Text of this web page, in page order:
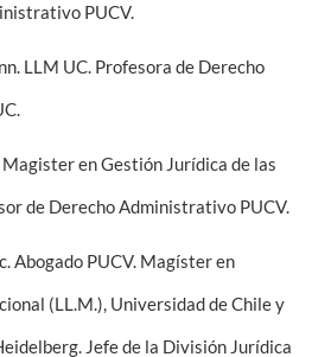
PUCV.
LLM UC. Profesora de Derecho
Magister en Gestión Jurídica de las
de Derecho Administrativo PUCV.
Abogado PUCV. Magíster en
(LL.M.), Universidad de Chile y
Jefe de la División Jurídica